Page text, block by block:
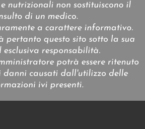
nutrizionali non sostituiscono il
di un medico.
a carattere informativo.
pertanto questo sito sotto la sua
esclusiva responsabilità.
potrà essere ritenuto
danni causati dall'utilizzo delle
ivi presenti.